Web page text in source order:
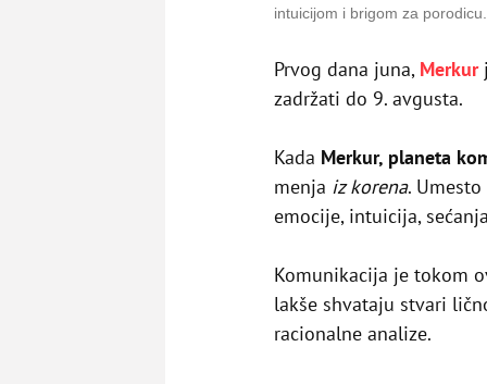
intuicijom i brigom za porodicu.
Prvog dana juna, Merkur
zadržati do 9. avgusta.
Kada Merkur, planeta
menja iz korena.
emocije, intuicija,
Komunikacija je tokom
lakše shvataju stvari
racionalne analize.